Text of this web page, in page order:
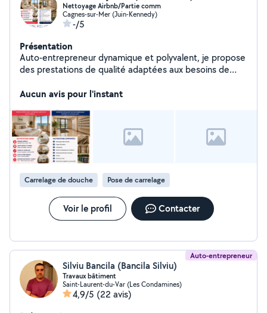
Nettoyage Airbnb/Partie comm
Cagnes-sur-Mer (Juin-Kennedy)
-/5
Présentation
Auto-entrepreneur dynamique et polyvalent, je propose
des prestations de qualité adaptées aux besoins de
professionnalisme. »
Aucun avis pour l'instant
Carrelage de douche Pose de carrelage
Voir le profil Contacter
Auto-entrepreneur
Silviu Bancila (Bancila Silviu)
Travaux bâtiment
Saint-Laurent-du-Var (Les Condamines)
4,9/5 (22 avis)